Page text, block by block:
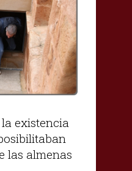
existencia
las almenas